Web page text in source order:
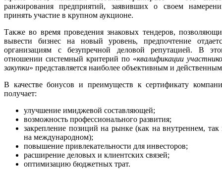
ранжирования предприятий, заявивших о своем
принять участие в крупном аукционе.
Также во время проведения знаковых тендеров,
вывести бизнес на новый уровень, предпочтение
организациям с безупречной деловой репутацией. В
отношении системный критерий по «квалификации
закупки» представляется наиболее объективным и
В качестве бонусов и преимуществ к сертификату
получает:
улучшение имиджевой составляющей;
возможность профессионального развития;
закрепление позиций на рынке (как на внутреннем, так
на международном);
повышение привлекательности для инвесторов;
расширение деловых и клиентских связей;
оптимизацию бюджетных трат.